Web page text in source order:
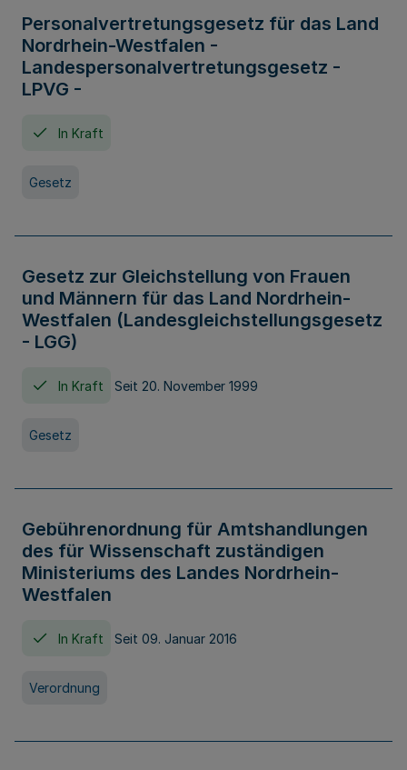
Personalvertretungsgesetz für das Land
Nordrhein-Westfalen -
Landespersonalvertretungsgesetz -
LPVG -
In Kraft
Gesetz
Gesetz zur Gleichstellung von Frauen
und Männern für das Land Nordrhein-
Westfalen (Landesgleichstellungsgesetz
- LGG)
In Kraft Seit 20. November 1999
Gesetz
Gebührenordnung für Amtshandlungen
des für Wissenschaft zuständigen
Ministeriums des Landes Nordrhein-
Westfalen
In Kraft Seit 09. Januar 2016
Verordnung